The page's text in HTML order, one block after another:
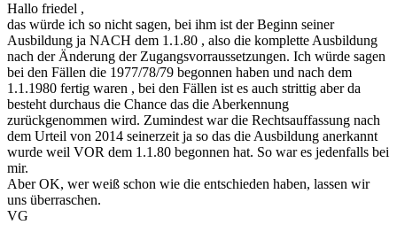
Hallo friedel ,
das würde ich so nicht sagen, bei ihm ist der Beginn seiner
Ausbildung ja NACH dem 1.1.80 , also die komplette Ausbildung
nach der Änderung der Zugangsvorraussetzungen. Ich würde sagen
bei den Fällen die 1977/78/79 begonnen haben und nach dem
1.1.1980 fertig waren , bei den Fällen ist es auch strittig aber da
besteht durchaus die Chance das die Aberkennung
zurückgenommen wird. Zumindest war die Rechtsauffassung nach
dem Urteil von 2014 seinerzeit ja so das die Ausbildung anerkannt
wurde weil VOR dem 1.1.80 begonnen hat. So war es jedenfalls bei
mir.
Aber OK, wer weiß schon wie die entschieden haben, lassen wir
uns überraschen.
VG